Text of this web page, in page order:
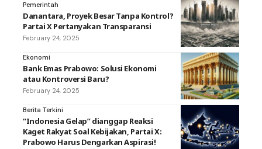
Pemerintah
Danantara, Proyek Besar Tanpa Kontrol?
Partai X Pertanyakan Transparansi
February 24, 2025
Ekonomi
Bank Emas Prabowo: Solusi Ekonomi
atau Kontroversi Baru?
February 24, 2025
Berita Terkini
“Indonesia Gelap” dianggap Reaksi
Kaget Rakyat Soal Kebijakan, Partai X:
Prabowo Harus Dengarkan Aspirasi!